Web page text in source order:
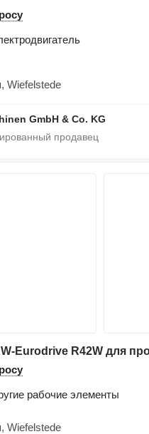
Wiefelstede
GmbH & Co. KG
рабочие элементы
Wiefelstede